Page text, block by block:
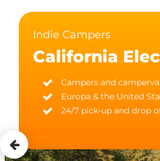
Indie Campers
California
Campers and
Europa & the United
24/7 pick-up and drop